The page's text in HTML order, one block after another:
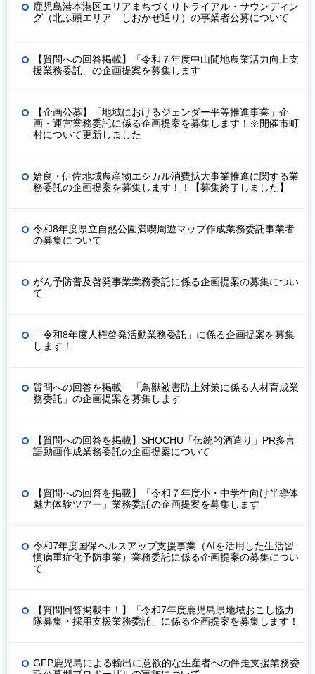
鹿児島港本港区エリアまちづくりトライアル・サウンディン
グ（北ふ頭エリア しおかぜ通り）の事業者公募について
【質問への回答掲載】「令和７年度中山間地農業活力向上支
援業務委託」の企画提案を募集します
【企画公募】「地域におけるジェンダー平等推進事業」企
画・運営業務委託に係る企画提案を募集します！※開催市町
村について更新しました
姶良・伊佐地域農産物エシカル消費拡大事業推進に関する業
務委託の企画提案を募集します！！【募集終了しました】
令和8年度県立自然公園満喫周遊マップ作成業務委託事業者
の募集について
がん予防普及啓発事業業務委託に係る企画提案の募集につい
て
「令和8年度人権啓発活動業務委託」に係る企画提案を募集
します！
質問への回答を掲載 「鳥獣被害防止対策に係る人材育成業
務委託」の企画提案を募集します
【質問への回答を掲載】SHOCHU「伝統的酒造り」PR多言
語動画作成業務委託の企画提案について
【質問への回答を掲載】「令和７年度小・中学生向け半導体
魅力体験ツアー」業務委託の企画提案を募集します
令和7年度国保ヘルスアップ支援事業（AIを活用した生活習
慣病重症化予防事業）業務委託に係る企画提案の募集につい
て
【質問回答掲載中！】「令和7年度鹿児島県地域おこし協力
隊募集・採用支援業務委託」に係る企画提案を募集します！
GFP鹿児島による輸出に意欲的な生産者への伴走支援業務委